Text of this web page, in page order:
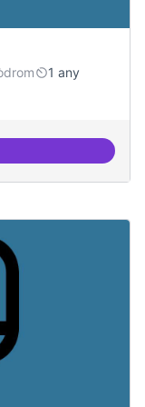
1 any
software lliure